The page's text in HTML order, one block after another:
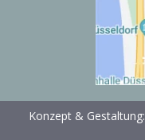
Konzept & Gestaltung: